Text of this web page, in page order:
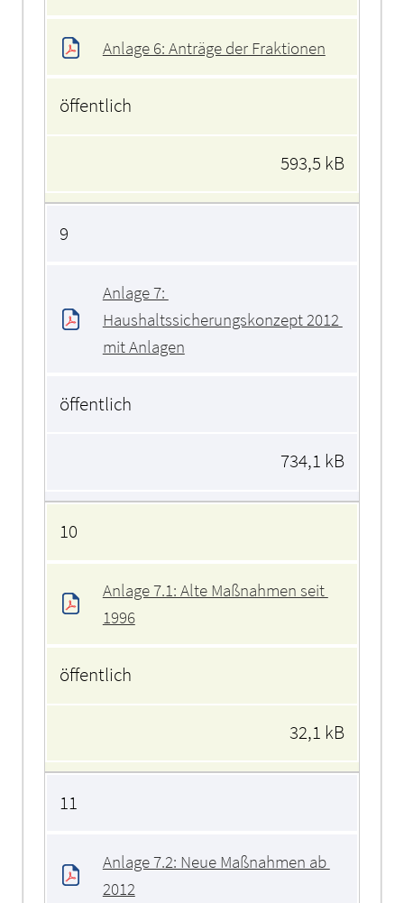
Anlage 6: Anträge der Fraktionen
öffentlich
593,5 kB
9
Anlage 7:
Haushaltssicherungskonzept 2012
mit Anlagen
öffentlich
734,1 kB
10
Anlage 7.1: Alte Maßnahmen seit
1996
öffentlich
32,1 kB
11
Anlage 7.2: Neue Maßnahmen ab
2012